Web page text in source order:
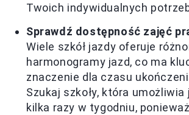
Twoich indywidualnych
Sprawdź dostępność zajęć
Wiele szkół jazdy oferuje
harmonogramy jazd, co ma
znaczenie dla czasu
Szukaj szkoły, która
kilka razy w tygodniu,